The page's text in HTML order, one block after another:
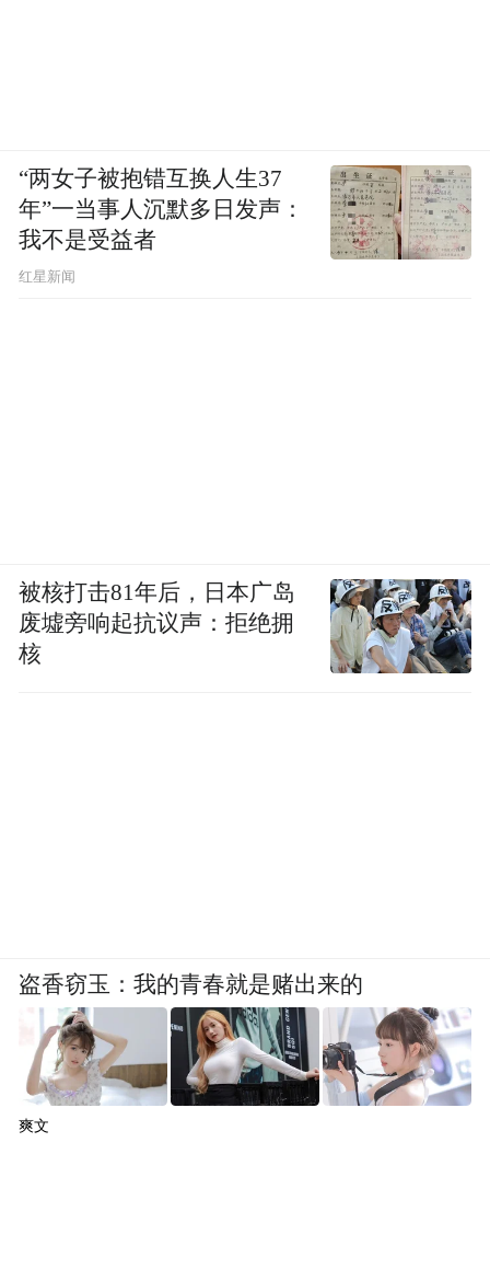
“两女子被抱错互换人生37
年”一当事人沉默多日发声：
我不是受益者
红星新闻
被核打击81年后，日本广岛
废墟旁响起抗议声：拒绝拥
核
盗香窃玉：我的青春就是赌出来的
爽文